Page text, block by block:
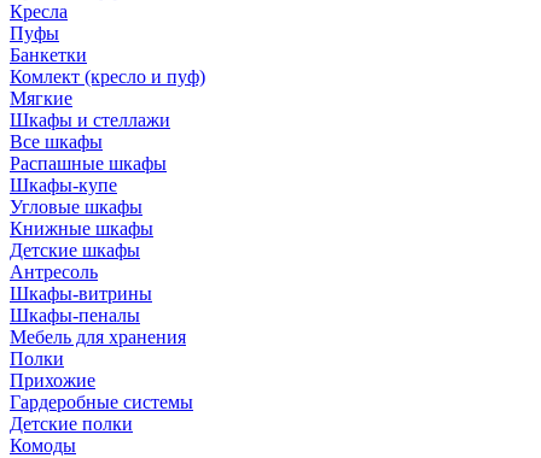
Кресла
Пуфы
Банкетки
Комлект (кресло и пуф)
Мягкие
Шкафы и стеллажи
Все шкафы
Распашные шкафы
Шкафы-купе
Угловые шкафы
Книжные шкафы
Детские шкафы
Антресоль
Шкафы-витрины
Шкафы-пеналы
Мебель для хранения
Полки
Прихожие
Гардеробные системы
Детские полки
Комоды